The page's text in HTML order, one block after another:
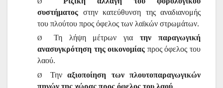
συστήματος στην κατεύθυνση της αναδιανομής
του πλούτου προς όφελος των λαϊκών στρωμάτων.
Ø Τη λήψη μέτρων γιατην παραγωγική
ανασυγκρότηση της οικονομίας προς όφελος του
λαού.
Ø Τηναξιοποίηση των πλουτοπαραγωγικών
πηγών της χώρας προς όφελος του λαού.